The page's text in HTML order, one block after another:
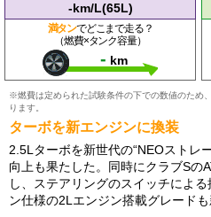
-km/L(65L)
満タンでどこまで走る？
（燃費×タンク容量）
- km
※燃費は定められた試験条件の下での数値のため
ります。
ターボを新エンジンに換装
2.5Lターボを新世代の“NEOストレ
向上も果たした。同時にクラブSの
し、ステアリングのスイッチによ
ン仕様の2Lエンジン搭載グレードも